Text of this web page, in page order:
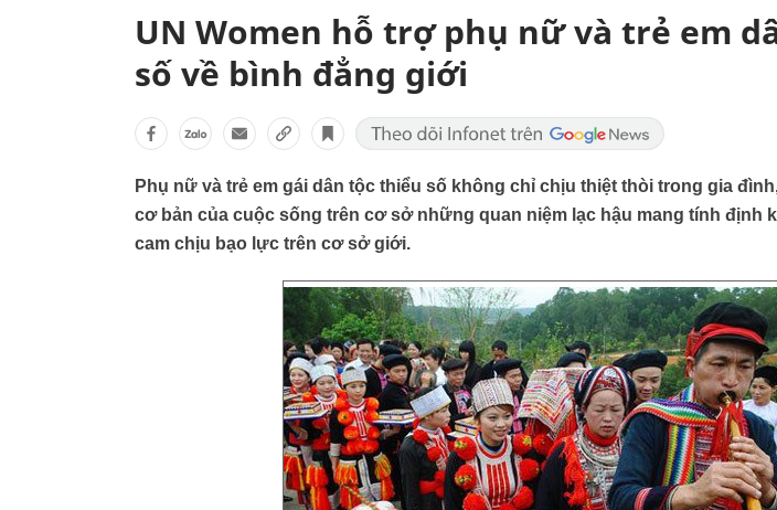
UN Women hỗ trợ phụ nữ và trẻ em
số về bình đẳng giới
Phụ nữ và trẻ em gái dân tộc thiểu số không chỉ chịu thiệt thòi trong gia
cơ bản của cuộc sống trên cơ sở những quan niệm lạc hậu mang tính định
cam chịu bạo lực trên cơ sở giới.